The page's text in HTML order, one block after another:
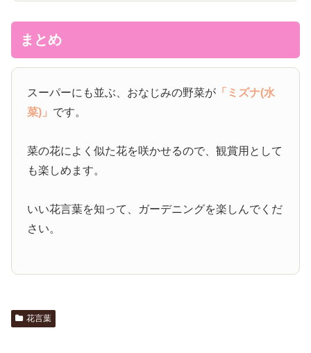
まとめ
スーパーにも並ぶ、おなじみの野菜が 「ミズナ(水
菜)」 です。
菜の花によく似た花を咲かせるので、観賞用として
も楽しめます。
いい花言葉を知って、ガーデニングを楽しんでくだ
さい。
花言葉